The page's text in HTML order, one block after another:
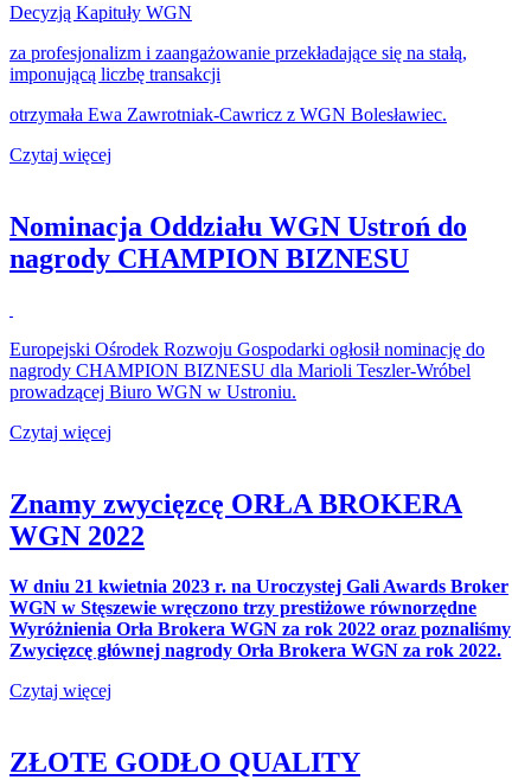
Decyzją Kapituły WGN
za profesjonalizm i zaangażowanie przekładające się na stałą,
imponującą liczbę transakcji
otrzymała Ewa Zawrotniak-Cawricz z WGN Bolesławiec.
Czytaj więcej
Nominacja Oddziału WGN Ustroń do
nagrody CHAMPION BIZNESU
Europejski Ośrodek Rozwoju Gospodarki ogłosił nominację do
nagrody CHAMPION BIZNESU dla Marioli Teszler-Wróbel
prowadzącej Biuro WGN w Ustroniu.
Czytaj więcej
Znamy zwycięzcę ORŁA BROKERA
WGN 2022
W dniu 21 kwietnia 2023 r. na Uroczystej Gali Awards Broker
WGN w Stęszewie wręczono trzy prestiżowe równorzędne
Wyróżnienia Orła Brokera WGN za rok 2022 oraz poznaliśmy
Zwycięzcę głównej nagrody Orła Brokera WGN za rok 2022.
Czytaj więcej
ZŁOTE GODŁO QUALITY